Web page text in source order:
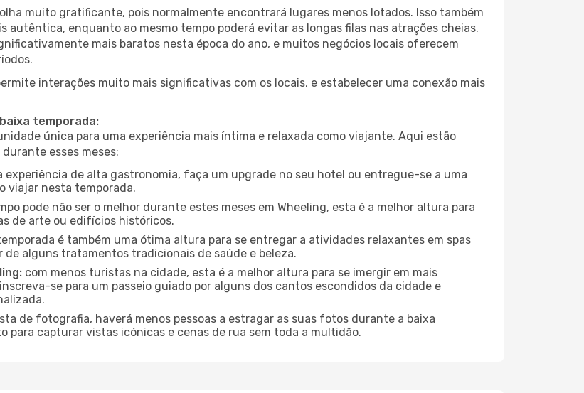
muito gratificante, pois normalmente encontrará lugares menos lotados. Isso também
enquanto ao mesmo tempo poderá evitar as longas filas nas atrações cheias.
mais baratos nesta época do ano, e muitos negócios locais oferecem
interações muito mais significativas com os locais, e estabelecer uma conexão mais
temporada:
única para uma experiência mais íntima e relaxada como viajante. Aqui estão
esses meses:
experiência de alta gastronomia, faça um upgrade no seu hotel ou entregue-se a uma
viajar nesta temporada.
pode não ser o melhor durante estes meses em Wheeling, esta é a melhor altura para
de arte ou edifícios históricos.
é também uma ótima altura para se entregar a atividades relaxantes em spas
alguns tratamentos tradicionais de saúde e beleza.
com menos turistas na cidade, esta é a melhor altura para se imergir em mais
se para um passeio guiado por alguns dos cantos escondidos da cidade e
de fotografia, haverá menos pessoas a estragar as suas fotos durante a baixa
para capturar vistas icónicas e cenas de rua sem toda a multidão.